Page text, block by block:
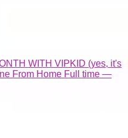
WITH VIPKID (yes, it's
From Home Full time —